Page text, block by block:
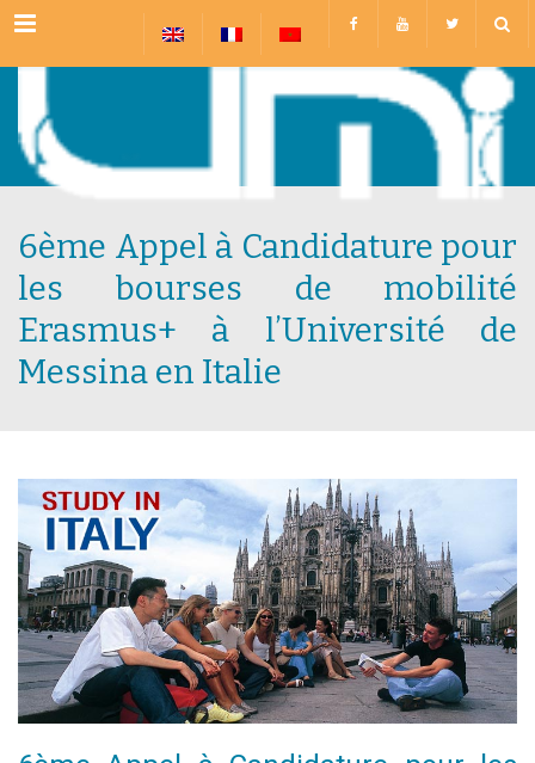
Menu
6ème Appel à Candidature pour
les bourses de mobilité
Erasmus+ à l’Université de
Messina en Italie